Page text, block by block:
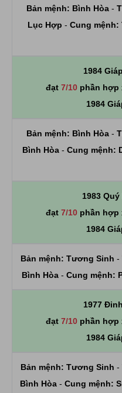
Bản mệnh: Bình Hòa-
Lục Hợp - Cung mệnh:
1984
đạt 7/10phần hợp
1984
Bản mệnh: Bình Hòa-
Bình Hòa - Cung mệnh:
1983
đạt 7/10phần hợp
1984
Bản mệnh: Tương Sinh -
Bình Hòa - Cung mệnh:
1977
đạt 7/10phần hợp
1984
Bản mệnh: Tương Sinh -
Bình Hòa - Cung mệnh: